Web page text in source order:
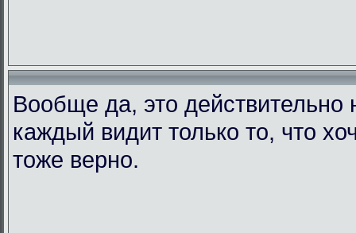
Вообще да, это действительно
каждый видит только то, что
тоже верно.